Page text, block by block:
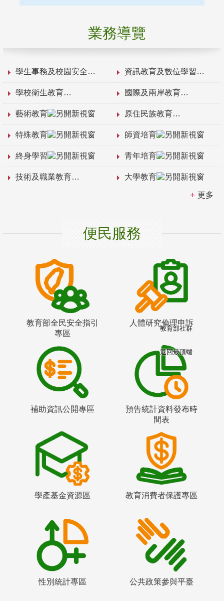
業務導覽
學生事務及校園安全 資訊教育及數位學習
學校衛生教育 國際及兩岸教育
藝術教育 原住民族教育
特殊教育 師資培育
終身學習 青年培育
技術及職業教育 大學教育
更多
便民服務
教育部全民安全指引
專區
人體研究倫理申訴
補助資訊公開專區
預告統計資料發布時
間表
學產基金資源區 教育消費者保護專區
性別統計專區 公共政策參與平臺
教育部社群
返回最頂端